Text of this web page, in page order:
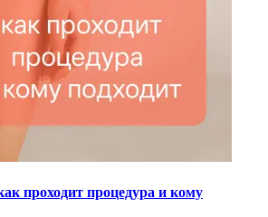
проходит процедура и кому